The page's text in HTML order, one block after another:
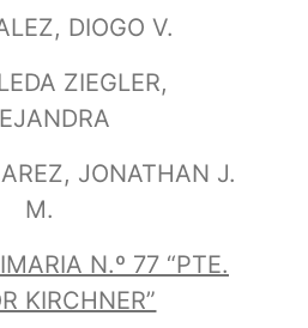
DIOGO V.
ZIEGLER,
JONATHAN J.
M.
N.º 77 “PTE.
KIRCHNER”